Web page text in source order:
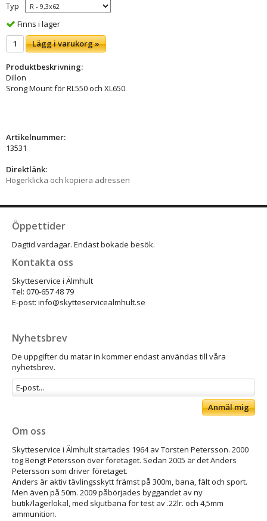
Typ
Finns i lager
Lägg i varukorg »
Produktbeskrivning:
Dillon
Srong Mount för RL550 och XL650
Artikelnummer:
13531
Direktlänk:
Högerklicka och kopiera adressen
Öppettider
Dagtid vardagar. Endast bokade besök.
Kontakta oss
Skytteservice i Älmhult
Tel: 070-657 48 79
E-post: info@skytteservicealmhult.se
Nyhetsbrev
De uppgifter du matar in kommer endast användas till våra
nyhetsbrev.
Anmäl mig
Om oss
Skytteservice i Älmhult startades 1964 av Torsten Petersson. 2000
tog Bengt Petersson över företaget. Sedan 2005 är det Anders
Petersson som driver företaget.
Anders är aktiv tävlingsskytt främst på 300m, bana, fält och sport.
Men även på 50m. 2009 påbörjades byggandet av ny
butik/lagerlokal, med skjutbana för test av .22lr. och 4,5mm
ammunition.